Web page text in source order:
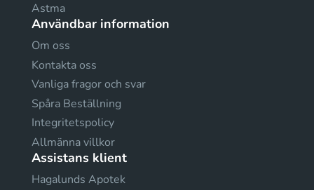
Astma
Användbar information
Om oss
Kontakta oss
Vanliga fragor och svar
Spåra Beställning
Integritetspolicy
Allmänna villkor
Assistans klient
Hagalunds Apotek